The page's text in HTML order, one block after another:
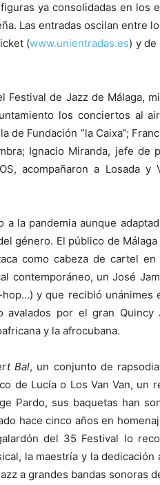
ya consolidadas en los
Las entradas oscilan entre
(www.unientradas.es) y
Festival de Jazz de Málaga,
los conciertos al
Fundación ”la Caixa”;
Ignacio Miranda, jefe de
acompañaron a Losada
la pandemia aunque
género. El público de
como cabeza de cartel
contemporáneo, un José
y que recibió unánimes
por el gran Quincy
y la afrocubana.
Bal, un conjunto de
de Lucía o Los Van Van, un
Pardo, sus baquetas han
hace cinco años en
del 35 Festival lo
la maestría y la
a grandes bandas sonoras